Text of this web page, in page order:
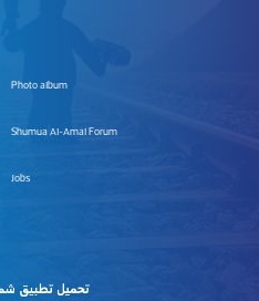
Photo album
Shumua Al-Amal Forum
Jobs